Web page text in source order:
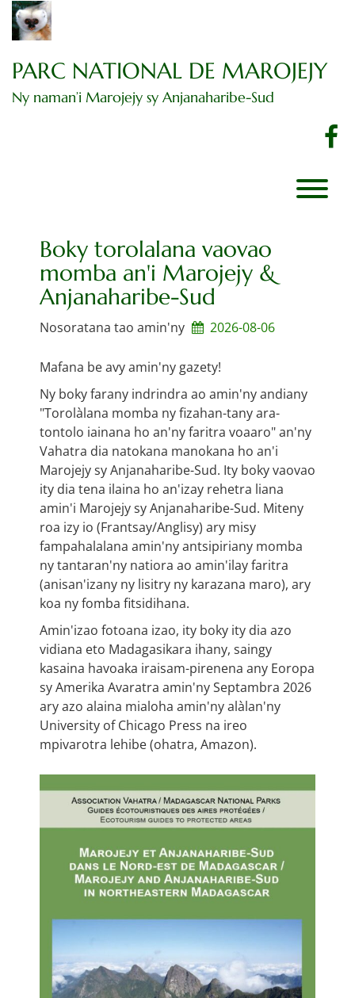
Dingano
amin'ny
votoatiny
PARC NATIONAL DE MAROJEJY
Ny naman’i Marojejy sy Anjanaharibe-Sud
Boky torolalana vaovao
momba an'i Marojejy &
Anjanaharibe-Sud
Nosoratana tao amin'ny 2026-08-06
Mafana be avy amin'ny gazety!
Ny boky farany indrindra ao amin'ny andiany
"Torolàlana momba ny fizahan-tany ara-
tontolo iainana ho an'ny faritra voaaro" an'ny
Vahatra dia natokana manokana ho an'i
Marojejy sy Anjanaharibe-Sud. Ity boky vaovao
ity dia tena ilaina ho an'izay rehetra liana
amin'i Marojejy sy Anjanaharibe-Sud. Miteny
roa izy io (Frantsay/Anglisy) ary misy
fampahalalana amin'ny antsipiriany momba
ny tantaran'ny natiora ao amin'ilay faritra
(anisan'izany ny lisitry ny karazana maro), ary
koa ny fomba fitsidihana.
Amin'izao fotoana izao, ity boky ity dia azo
vidiana eto Madagasikara ihany, saingy
kasaina havoaka iraisam-pirenena any Eoropa
sy Amerika Avaratra amin'ny Septambra 2026
ary azo alaina mialoha amin'ny alàlan'ny
University of Chicago Press na ireo
mpivarotra lehibe (ohatra, Amazon).